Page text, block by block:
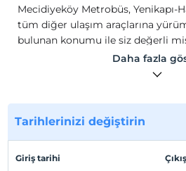
Mecidiyeköy Metrobüs, Yenikapı-
tüm diğer ulaşım araçlarına
bulunan konumu ile siz değerli
konaklamanız boyunca 24 Saat
sunmaktadır. Otelimizden Zorlu
Telekom Arena ve Beşiktaş
Stadyumlarına rahatlıkla
bulunan konumu ile siz değerli
Daha fazla
Tarihlerinizi değiştirin
Giriş tarihi